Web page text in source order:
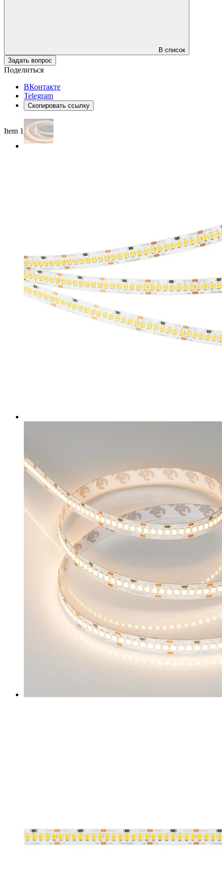
В список
Задать вопрос
Поделиться
ВКонтакте
Telegram
Скопировать ссылку
Item 1 of 4